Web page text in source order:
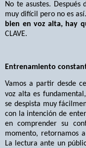
No te asustes.
muy difícil pero no es
bien en voz alta, hay
CLAVE.
Entrenamiento
Vamos a partir desde
voz alta es fundamental,
se despista muy
con la intención de
en comprender su
momento, retornamos
La lectura ante un